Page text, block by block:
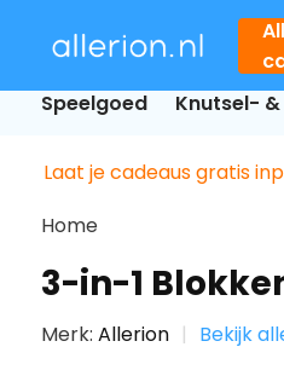
Speelgoed Knutsel-
Laat je cadeaus gratis
Home
3-in-1
Merk: Allerion Bekijk